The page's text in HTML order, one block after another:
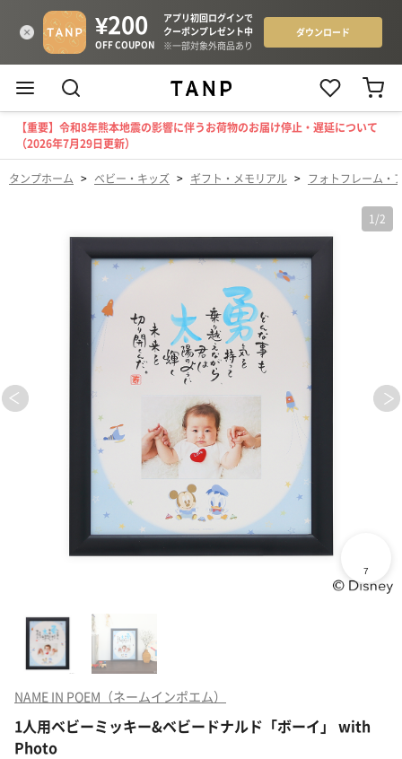
【重要】令和8年熊本地震の影響に伴うお荷物のお届け停止・遅延について
（2026年7月29日更新）
タンプホーム > ベビー・キッズ > ギフト・メモリアル > フォトフレーム・
1 /2
NAME IN POEM（ネームインポエム）
1人用ベビーミッキー&ベビードナルド「ボーイ」 with
Photo